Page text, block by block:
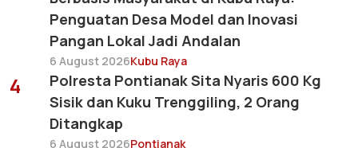
Penguatan Desa Model dan Inovasi
Pangan Lokal Jadi Andalan
6 August 2026Kubu Raya
4
Polresta Pontianak Sita Nyaris 600 Kg
Sisik dan Kuku Trenggiling, 2 Orang
Ditangkap
6 August 2026Pontianak